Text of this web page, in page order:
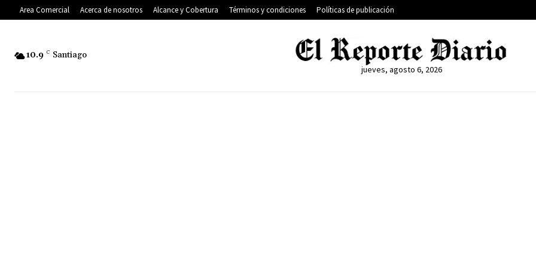
Area Comercial Acerca de nosotros Alcance y Cobertura Términos y condiciones Políticas de publicación
10.9 C Santiago
jueves, agosto 6, 2026